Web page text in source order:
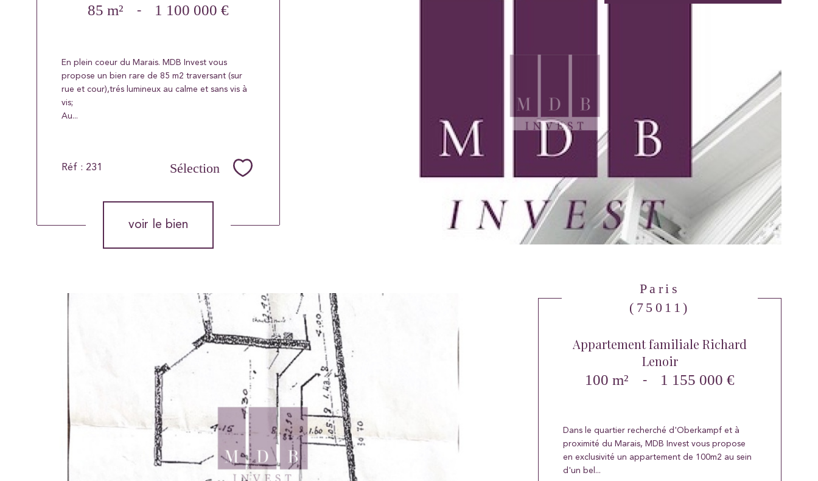
85 m²
- 1 100 000 €
En plein coeur du Marais. MDB Invest vous
propose un bien rare de 85 m2 traversant (sur
rue et cour),trés lumineux au calme et sans vis à
vis;
Au...
Réf : 231 Sélection Sélectionner
voir le bien
Paris
(75011)
Appartement familiale Richard
Lenoir
100 m²
- 1 155 000 €
Dans le quartier recherché d'Oberkampf et à
proximité du Marais, MDB Invest vous propose
en exclusivité un appartement de 100m2 au sein
d'un bel...